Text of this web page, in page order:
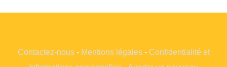
Contactez-nous- Mentions légales- Confidentialité et